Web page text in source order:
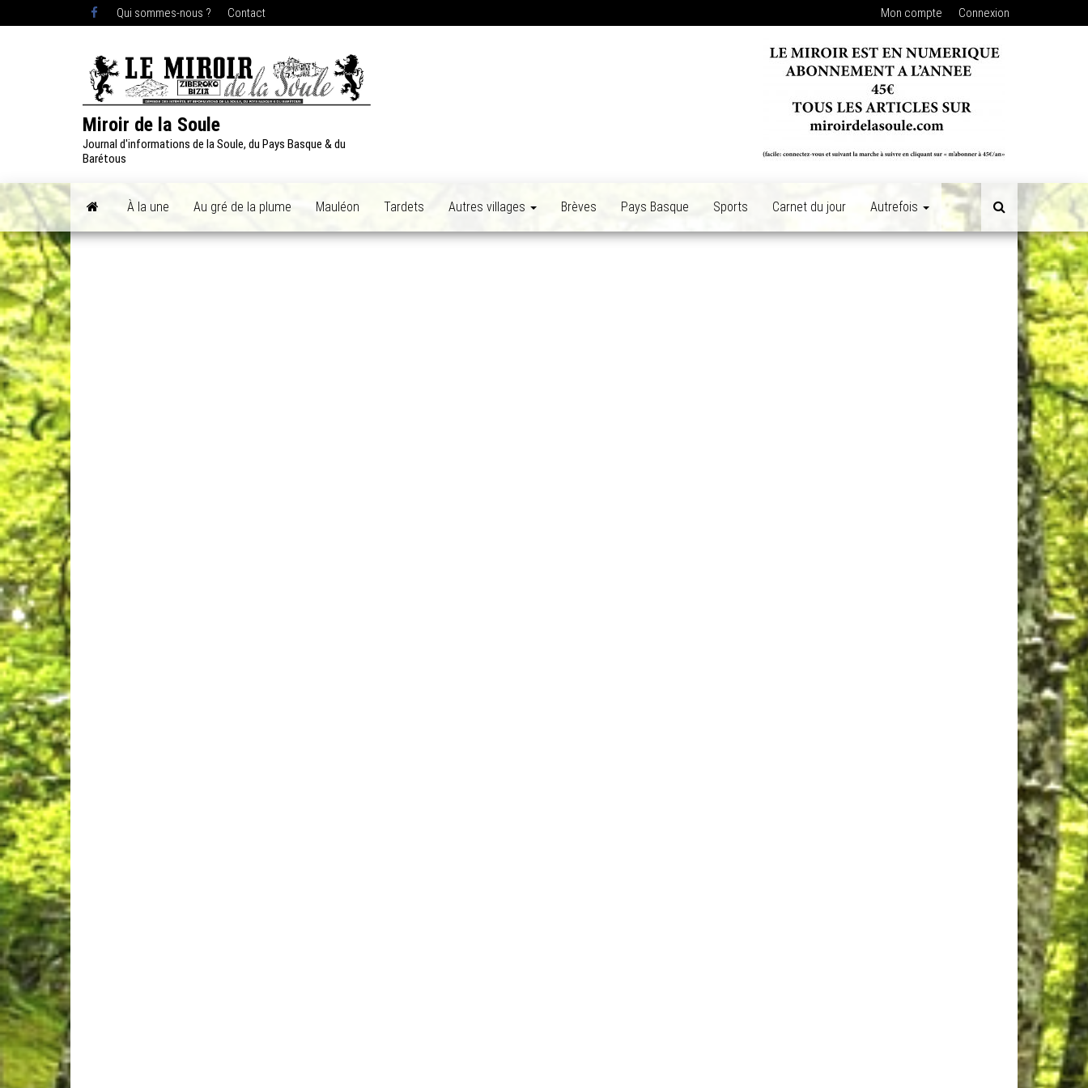
Qui sommes-nous ? Contact Mon compte Connexion
Miroir de la Soule
Journal d'informations de la Soule, du Pays Basque & du
Barétous
À la une Au gré de la plume Mauléon Tardets Autres villages Brèves Pays Basque Sports Carnet du jour Autrefois